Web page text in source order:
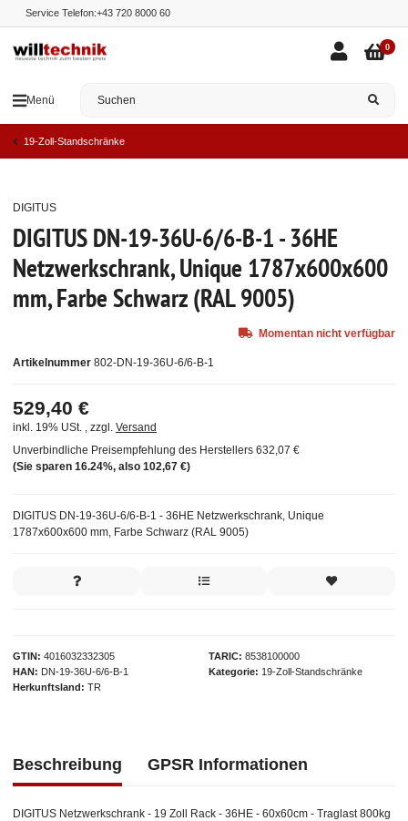
Service Telefon:+43 720 8000 60
Menü
0
19-Zoll-Standschränke
DIGITUS DN-19-36U-6/6-B-1 - 36HE
Netzwerkschrank, Unique 1787x600x600
mm, Farbe Schwarz (RAL 9005)
Artikelnummer 802-DN-19-36U-6/6-B-1
GTIN 4016032332305
HAN
DN-19-36U-6/6-B-1
Herkunftsland
TR
TARIC
8538100000
Kategorie
19-Zoll-Standschränke
DIGITUS
DIGITUS DN-19-36U-6/6-B-1 - 36HE Netzwerkschrank, Unique
1787x600x600 mm, Farbe Schwarz (RAL 9005)
529,40 €
inkl. 19% USt. , zzgl. Versand
Unverbindliche Preisempfehlung des Herstellers 632,07 €
(Sie sparen 16.24%, also 102,67 €)
Momentan nicht verfügbar
Beschreibung GPSR Informationen
DIGITUS Netzwerkschrank - 19 Zoll Rack - 36HE - 60x60cm - Traglast 800kg